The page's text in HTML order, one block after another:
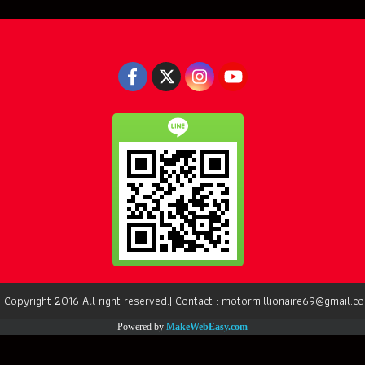
2016 All right reserved.| Contact :
Powered by MakeWebEasy.com